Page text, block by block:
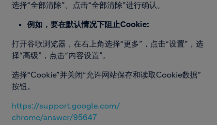
选择“全部清除”。点击“全部清除”进行确认。
例如，要在默认情况下阻止Cookie:
打开谷歌浏览器，在右上角选择“更多”，点击“设置”，选
择“高级”，点击“内容设置”。
选择“Cookie”并关闭“允许网站保存和读取Cookie数据”
按钮。
https://support.google.com/
chrome/answer/95647